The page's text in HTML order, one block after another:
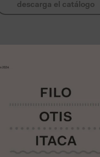
descarga el catálogo